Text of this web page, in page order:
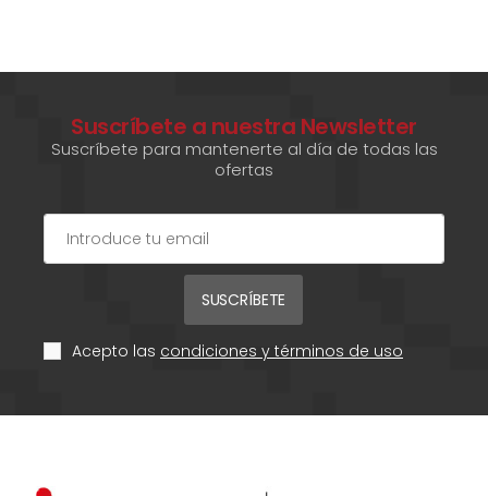
Suscríbete a nuestra Newsletter
Suscríbete para mantenerte al día de todas las
ofertas
SUSCRÍBETE
Acepto las condiciones y términos de uso